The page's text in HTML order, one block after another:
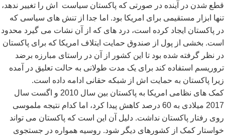
قطع شدن در آینده در صورتی که پاکستان سیاست اش را تغییر ندهد،
تنها ابزار مستقیمی برای امریکا بود. اما جدا از تنش های سیاسی که
در پاکستان ایجاد کرده است، درد های که از آن نشات می گیرد محدود
است. بخشی از پول از صندوق حمایت ایتلاف امریکا که برای پاکستان
در نظر گرفته شده بود تا این کشور از آن در راستای مبارزه برضد
تروریسم استفاده کند برای یک مدت طولانی به حالت تعلیق در آمده
زیرا پاکستان به حمایت اش از شبکه حقانی ادامه داده است.
کمک های نظامی امریکا به پاکستان بین سال 2010 و اگست سال
2017 میلادی به 60 درصد کاهش پیدا کرد، اما کدام نتیجه ملموسی
روی رفتار پاکستان نداشت. دلیل آن این است که پاکستان می تواند
خواستار کمک از کشورهای دیگر شود. روسیه همواره در جستجوی